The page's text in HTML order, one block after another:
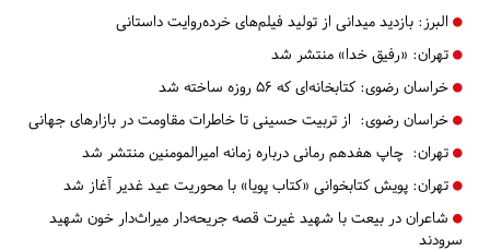
البرز: بازدید میدانی از تولید فیلم‌های خرده‌روایت داستانی
تهران: «رفیق خدا» منتشر شد
خراسان رضوی: کتابخانه‌ای که ۵۶ روزه ساخته شد
خراسان رضوی: از تربیت حسینی تا خاطرات مقاومت در بازارهای جهانی
تهران: چاپ هفدهم رمانی درباره زمانه امیرالمومنین منتشر شد
تهران: پویش کتابخوانی «کتاب پویا» با محوریت عید غدیر آغاز شد
شاعران در بیعت با شهید غیرت قصه جریحه‌دار میراث‌دار خون شهید
سرودند